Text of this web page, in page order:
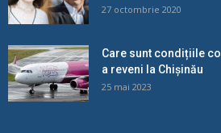
27 octombrie 2020
Care sunt condițiile
a reveni la Chișinău
25 mai 2023